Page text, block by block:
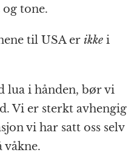
tone.
til USA er ikke i
lua i hånden, bør vi
Vi er sterkt avhengig
vi har satt oss selv
våkne.